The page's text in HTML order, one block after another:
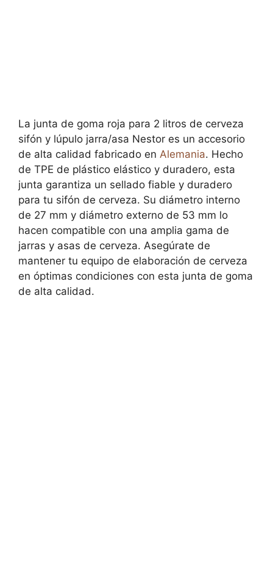
La junta de goma roja para 2 litros de cerveza
sifón y lúpulo jarra/asa Nestor es un accesorio
de alta calidad fabricado en Alemania. Hecho
de TPE de plástico elástico y duradero, esta
junta garantiza un sellado fiable y duradero
para tu sifón de cerveza. Su diámetro interno
de 27 mm y diámetro externo de 53 mm lo
hacen compatible con una amplia gama de
jarras y asas de cerveza. Asegúrate de
mantener tu equipo de elaboración de cerveza
en óptimas condiciones con esta junta de goma
de alta calidad.